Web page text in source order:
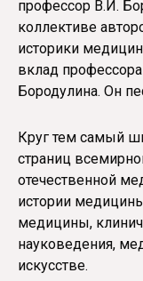
профессор В.И.
коллективе
историки
вклад
Бородулина. Он
Круг тем самый
страниц
отечественной
истории
медицины,
науковедения,
искусстве.